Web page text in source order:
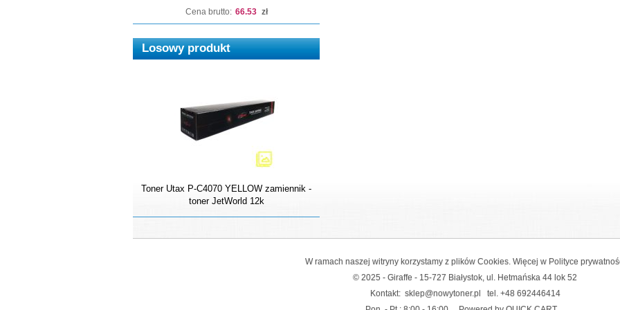
Cena brutto: 66.53 zł
Losowy produkt
Toner Utax P-C4070 YELLOW zamiennik -
toner JetWorld 12k
W ramach naszej witryny korzystamy z plików Cookies. Więcej w Polityce
© 2025 - Giraffe - 15-727 Białystok, ul. Hetmańska 44 lok 52
Kontakt: sklep@nowytoner.pl tel. +48 692446414